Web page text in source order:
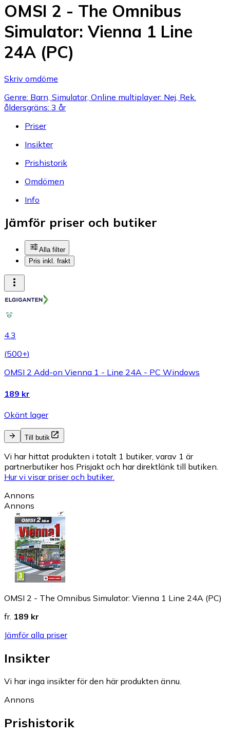
OMSI 2 - The Omnibus
Simulator: Vienna 1 Line
24A (PC)
Skriv omdöme
Genre: Barn, Simulator, Online multiplayer: Nej, Rek.
åldersgräns: 3 år
Priser
Insikter
Prishistorik
Omdömen
Info
Jämför priser och butiker
Alla filter
Pris inkl. frakt
4.3
(500+)
OMSI 2 Add-on Vienna 1 - Line 24A - PC Windows
189 kr
Okänt lager
Till butik
Vi har hittat produkten i totalt 1 butiker, varav 1 är
partnerbutiker hos Prisjakt och har direktlänk till butiken.
Hur vi visar priser och butiker.
Annons
Annons
OMSI 2 - The Omnibus Simulator: Vienna 1 Line 24A (PC)
fr. 189 kr
Jämför alla priser
Insikter
Vi har inga insikter för den här produkten ännu.
Annons
Prishistorik